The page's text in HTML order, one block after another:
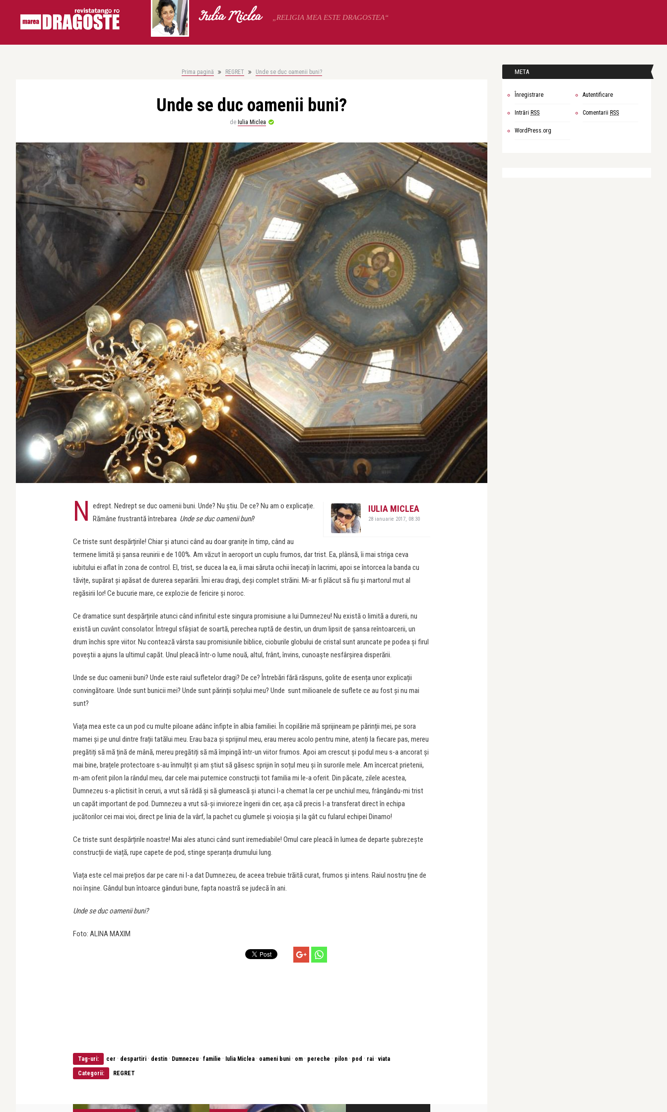
Iulia Miclea „RELIGIA MEA ESTE DRAGOSTEA“
Prima pagină REGRET Unde se duc oamenii buni?
Unde se duc oamenii buni?
de Iulia Miclea
IULIA MICLEA
28 ianuarie 2017, 08:30
N edrept. Nedrept se duc oamenii buni. Unde? Nu știu. De ce? Nu am o explicație.
Rămâne frustrantă întrebarea Unde se duc oamenii buni?
Ce triste sunt despărțirile! Chiar și atunci când au doar granițe în timp, când au
termene limită și șansa reunirii e de 100%. Am văzut în aeroport un cuplu frumos, dar trist. Ea, plânsă, îi mai striga ceva
iubitului ei aflat în zona de control. El, trist, se ducea la ea, îi mai săruta ochii înecați în lacrimi, apoi se întorcea la banda cu
tăvițe, supărat și apăsat de durerea separării. Îmi erau dragi, deși complet străini. Mi-ar fi plăcut să fiu și martorul mut al
regăsirii lor! Ce bucurie mare, ce explozie de fericire și noroc.
Ce dramatice sunt despărțirile atunci când infinitul este singura promisiune a lui Dumnezeu! Nu există o limită a durerii, nu
există un cuvânt consolator. Întregul sfâșiat de soartă, perechea ruptă de destin, un drum lipsit de șansa reîntoarcerii, un
drum închis spre viitor. Nu contează vârsta sau promisiunile biblice, cioburile globului de cristal sunt aruncate pe podea și firul
poveștii a ajuns la ultimul capăt. Unul pleacă într-o lume nouă, altul, frânt, învins, cunoaște nesfârşirea disperării.
Unde se duc oamenii buni? Unde este raiul sufletelor dragi? De ce? Întrebări fără răspuns, golite de esența unor explicații
convingătoare. Unde sunt bunicii mei? Unde sunt părinții soțului meu? Unde sunt milioanele de suflete ce au fost și nu mai
sunt?
Viața mea este ca un pod cu multe piloane adânc înfipte în albia familiei. În copilărie mă sprijineam pe părinții mei, pe sora
mamei și pe unul dintre frații tatălui meu. Erau baza și sprijinul meu, erau mereu acolo pentru mine, atenți la fiecare pas, mereu
pregătiți să mă țină de mână, mereu pregătiți să mă împingă într-un viitor frumos. Apoi am crescut și podul meu s-a ancorat și
mai bine, brațele protectoare s-au înmulțit și am știut să găsesc sprijin în soțul meu și în surorile mele. Am încercat prietenii,
m-am oferit pilon la rândul meu, dar cele mai puternice construcții tot familia mi le-a oferit. Din păcate, zilele acestea,
Dumnezeu s-a plictisit în ceruri, a vrut să râdă și să glumească și atunci l-a chemat la cer pe unchiul meu, frângându-mi trist
un capăt important de pod. Dumnezeu a vrut să-și invioreze îngerii din cer, așa că precis l-a transferat direct în echipa
jucătorilor cei mai vioi, direct pe linia de la vârf, la pachet cu glumele și voioșia și la gât cu fularul echipei Dinamo!
Ce triste sunt despărțirile noastre! Mai ales atunci când sunt iremediabile! Omul care pleacă în lumea de departe şubrezește
construcții de viață, rupe capete de pod, stinge speranța drumului lung.
Viața este cel mai prețios dar pe care ni l-a dat Dumnezeu, de aceea trebuie trăită curat, frumos și intens. Raiul nostru ține de
noi înșine. Gândul bun întoarce gânduri bune, fapta noastră se judecă în ani.
Unde se duc oamenii buni?
Foto: ALINA MAXIM
Tag-uri: cer · despartiri · destin · Dumnezeu · familie · Iulia Miclea · oameni buni · om · pereche · pilon · pod · rai ·viata
Categorii: REGRET
META
Înregistrare Autentificare
Intrări RSS Comentarii RSS
WordPress.org